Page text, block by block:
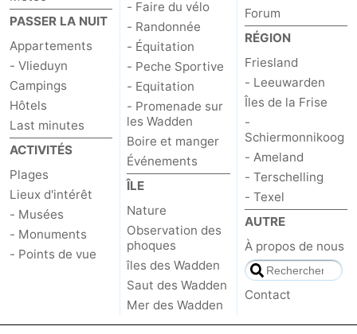
PASSER LA NUIT
Appartements
- Vlieduyn
Campings
Hôtels
Last minutes
ACTIVITÉS
Plages
Lieux d'intérêt
- Musées
- Monuments
- Points de vue
- Faire du vélo
- Randonnée
- Équitation
- Peche Sportive
- Equitation
- Promenade sur
les Wadden
Boire et manger
Événements
ÎLE
Nature
Observation des
phoques
îles des Wadden
Saut des Wadden
Mer des Wadden
Forum
RÉGION
Friesland
- Leeuwarden
Îles de la Frise
-
Schiermonnikoog
- Ameland
- Terschelling
- Texel
AUTRE
À propos de nous
Contact